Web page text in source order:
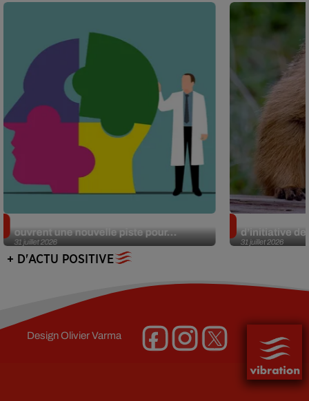
31 juillet 2026
ouvrent une nouvelle piste pour...
31 juillet 2026
d’initiative
+ D'ACTU POSITIVE
DesignOlivier Varma